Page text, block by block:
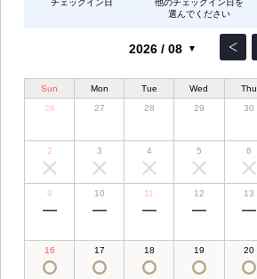
チェックイン日
他のチェックイン日を
選んでください
Sun Mon Tue Wed Thu
26 27 28 29 30
2 3 4 5 6
9 10 11 12 13
16 17 18 19 20